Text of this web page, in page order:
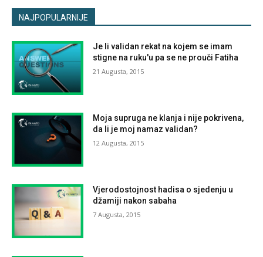
NAJPOPULARNIJE
Je li validan rekat na kojem se imam
stigne na ruku'u pa se ne prouči Fatiha
21 Augusta, 2015
Moja supruga ne klanja i nije pokrivena,
da li je moj namaz validan?
12 Augusta, 2015
Vjerodostojnost hadisa o sjedenju u
džamiji nakon sabaha
7 Augusta, 2015